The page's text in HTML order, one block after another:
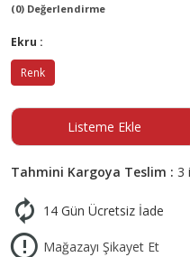
(0) Değerlendirme
Ekru :
Renk
Listeme Ekle
Tahmini Kargoya Teslim : 3
14 Gün Ücretsiz İade
Mağazayı Şikayet Et